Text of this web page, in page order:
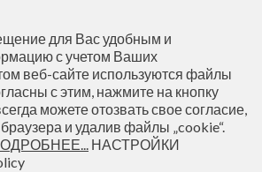
для Вас удобным и
с учетом Ваших
веб-сайте используются файлы
с этим, нажмите на кнопку
можете отозвать свое согласие,
и удалив файлы „cookie“.
НАСТРОЙКИ